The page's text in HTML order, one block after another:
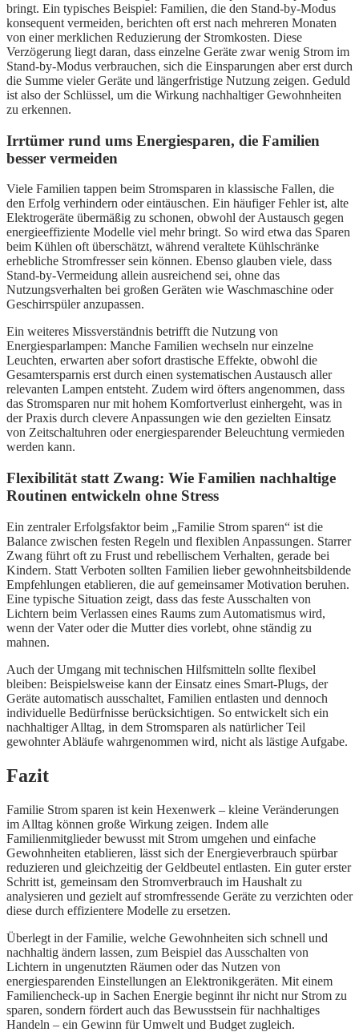
bringt. Ein typisches Beispiel: Familien, die den Stand-by-Modus
konsequent vermeiden, berichten oft erst nach mehreren Monaten
von einer merklichen Reduzierung der Stromkosten. Diese
Verzögerung liegt daran, dass einzelne Geräte zwar wenig Strom im
Stand-by-Modus verbrauchen, sich die Einsparungen aber erst durch
die Summe vieler Geräte und längerfristige Nutzung zeigen. Geduld
ist also der Schlüssel, um die Wirkung nachhaltiger Gewohnheiten
zu erkennen.
Irrtümer rund ums Energiesparen, die Familien
besser vermeiden
Viele Familien tappen beim Stromsparen in klassische Fallen, die
den Erfolg verhindern oder eintäuschen. Ein häufiger Fehler ist, alte
Elektrogeräte übermäßig zu schonen, obwohl der Austausch gegen
energieeffiziente Modelle viel mehr bringt. So wird etwa das Sparen
beim Kühlen oft überschätzt, während veraltete Kühlschränke
erhebliche Stromfresser sein können. Ebenso glauben viele, dass
Stand-by-Vermeidung allein ausreichend sei, ohne das
Nutzungsverhalten bei großen Geräten wie Waschmaschine oder
Geschirrspüler anzupassen.
Ein weiteres Missverständnis betrifft die Nutzung von
Energiesparlampen: Manche Familien wechseln nur einzelne
Leuchten, erwarten aber sofort drastische Effekte, obwohl die
Gesamtersparnis erst durch einen systematischen Austausch aller
relevanten Lampen entsteht. Zudem wird öfters angenommen, dass
das Stromsparen nur mit hohem Komfortverlust einhergeht, was in
der Praxis durch clevere Anpassungen wie den gezielten Einsatz
von Zeitschaltuhren oder energiesparender Beleuchtung vermieden
werden kann.
Flexibilität statt Zwang: Wie Familien nachhaltige
Routinen entwickeln ohne Stress
Ein zentraler Erfolgsfaktor beim „Familie Strom sparen“ ist die
Balance zwischen festen Regeln und flexiblen Anpassungen. Starrer
Zwang führt oft zu Frust und rebellischem Verhalten, gerade bei
Kindern. Statt Verboten sollten Familien lieber gewohnheitsbildende
Empfehlungen etablieren, die auf gemeinsamer Motivation beruhen.
Eine typische Situation zeigt, dass das feste Ausschalten von
Lichtern beim Verlassen eines Raums zum Automatismus wird,
wenn der Vater oder die Mutter dies vorlebt, ohne ständig zu
mahnen.
Auch der Umgang mit technischen Hilfsmitteln sollte flexibel
bleiben: Beispielsweise kann der Einsatz eines Smart-Plugs, der
Geräte automatisch ausschaltet, Familien entlasten und dennoch
individuelle Bedürfnisse berücksichtigen. So entwickelt sich ein
nachhaltiger Alltag, in dem Stromsparen als natürlicher Teil
gewohnter Abläufe wahrgenommen wird, nicht als lästige Aufgabe.
Fazit
Familie Strom sparen ist kein Hexenwerk – kleine Veränderungen
im Alltag können große Wirkung zeigen. Indem alle
Familienmitglieder bewusst mit Strom umgehen und einfache
Gewohnheiten etablieren, lässt sich der Energieverbrauch spürbar
reduzieren und gleichzeitig der Geldbeutel entlasten. Ein guter erster
Schritt ist, gemeinsam den Stromverbrauch im Haushalt zu
analysieren und gezielt auf stromfressende Geräte zu verzichten oder
diese durch effizientere Modelle zu ersetzen.
Überlegt in der Familie, welche Gewohnheiten sich schnell und
nachhaltig ändern lassen, zum Beispiel das Ausschalten von
Lichtern in ungenutzten Räumen oder das Nutzen von
energiesparenden Einstellungen an Elektronikgeräten. Mit einem
Familiencheck-up in Sachen Energie beginnt ihr nicht nur Strom zu
sparen, sondern fördert auch das Bewusstsein für nachhaltiges
Handeln – ein Gewinn für Umwelt und Budget zugleich.